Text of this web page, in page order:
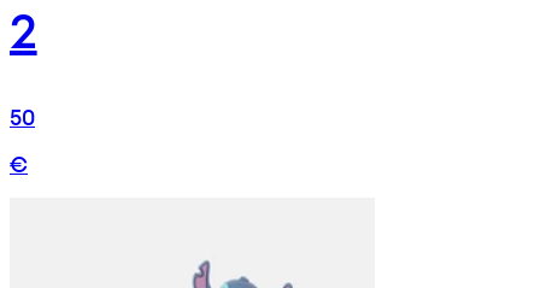
2
50
€